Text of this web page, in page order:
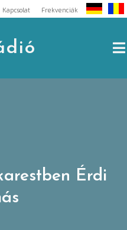
Kapcsolat Frekvenciák
Érdi